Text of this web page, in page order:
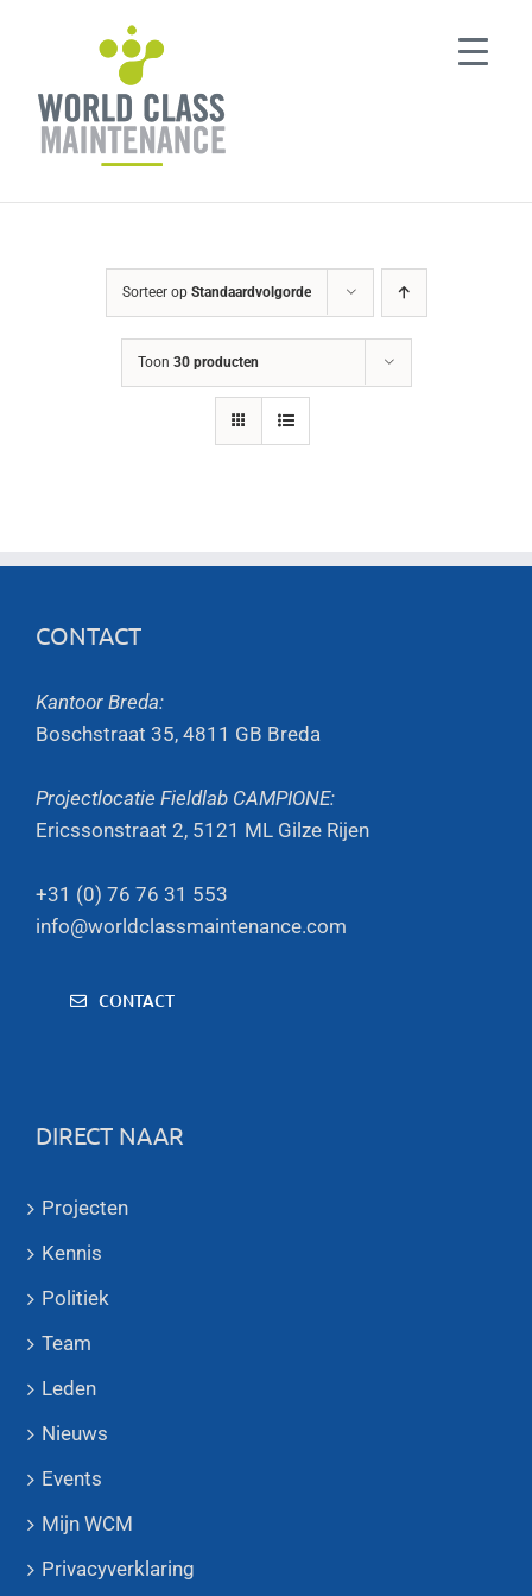
Sorteer op Standaardvolgorde
Toon 30 producten
CONTACT
Kantoor Breda:
Boschstraat 35, 4811 GB Breda
Projectlocatie Fieldlab CAMPIONE:
Ericssonstraat 2, 5121 ML Gilze Rijen
+31 (0) 76 76 31 553
info@worldclassmaintenance.com
CONTACT
DIRECT NAAR
Projecten
Kennis
Politiek
Team
Leden
Nieuws
Events
Mijn WCM
Privacyverklaring